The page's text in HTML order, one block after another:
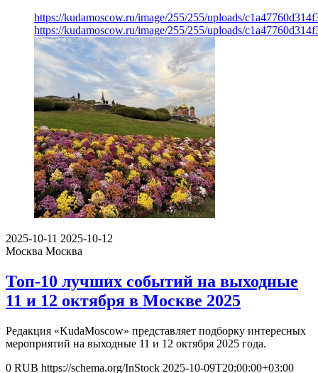
https://kudamoscow.ru/image/255/255/uploads/
https://kudamoscow.ru/image/255/255/uploads/
2025-10-11 2025-10-12
Москва Москва
Топ-10 лучших событий на выходные
11 и 12 октября в Москве 2025
Редакция «KudaMoscow» представляет подборку интересных
мероприятий на выходные 11 и 12 октября 2025 года.
0 RUB https://schema.org/InStock 2025-10-09T20:00:00+03:00